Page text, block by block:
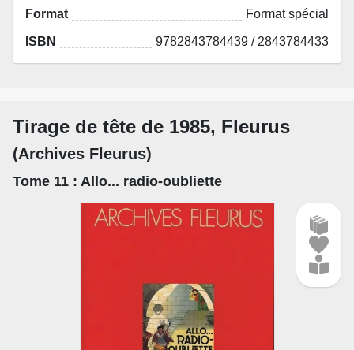
Format Format spécial
ISBN 9782843784439 / 2843784433
Tirage de tête de 1985, Fleurus
(Archives Fleurus)
Tome 11 : Allo... radio-oubliette